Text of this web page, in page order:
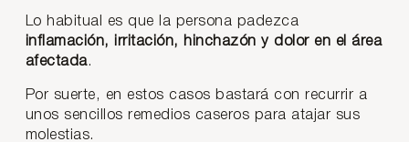
Lo habitual es que la persona padezca
inflamación, irritación, hinchazón y dolor en el área
afectada.
Por suerte, en estos casos bastará con recurrir a
unos sencillos remedios caseros para atajar sus
molestias.